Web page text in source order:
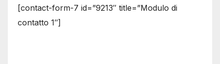
[contact-form-7 id=”9213″ title=”Modulo di
contatto 1″]